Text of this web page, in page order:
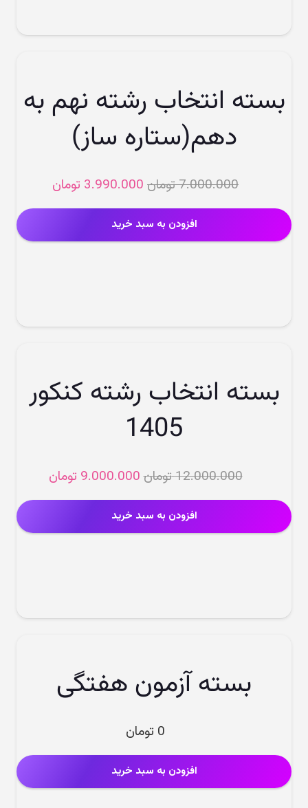
بسته انتخاب رشته نهم به
دهم(ستاره ساز)
7.000.000تومان
قیمت
بود.
3.990.000 تومان
است.
افزودن به سبد خرید
بسته انتخاب رشته کنکور
1405
12.000.000تومان
قیمت
بود.
9.000.000 تومان
است.
افزودن به سبد خرید
بسته آزمون هفتگی
0 تومان
افزودن به سبد خرید